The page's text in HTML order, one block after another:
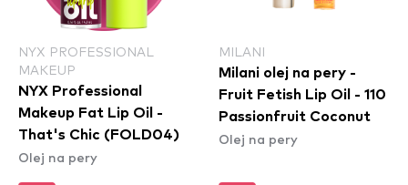
NYX PROFESSIONAL
MAKEUP
NYX Professional
Makeup Fat Lip Oil -
That's Chic (FOLD04)
Olej na pery
MILANI
Milani olej na pery -
Fruit Fetish Lip Oil - 110
Passionfruit Coconut
Olej na pery